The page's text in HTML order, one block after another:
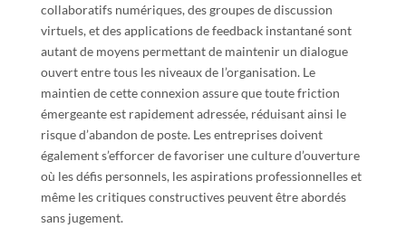
collaboratifs numériques, des groupes de discussion
virtuels, et des applications de feedback instantané sont
autant de moyens permettant de maintenir un dialogue
ouvert entre tous les niveaux de l’organisation. Le
maintien de cette connexion assure que toute friction
émergeante est rapidement adressée, réduisant ainsi le
risque d’abandon de poste. Les entreprises doivent
également s’efforcer de favoriser une culture d’ouverture
où les défis personnels, les aspirations professionnelles et
même les critiques constructives peuvent être abordés
sans jugement.